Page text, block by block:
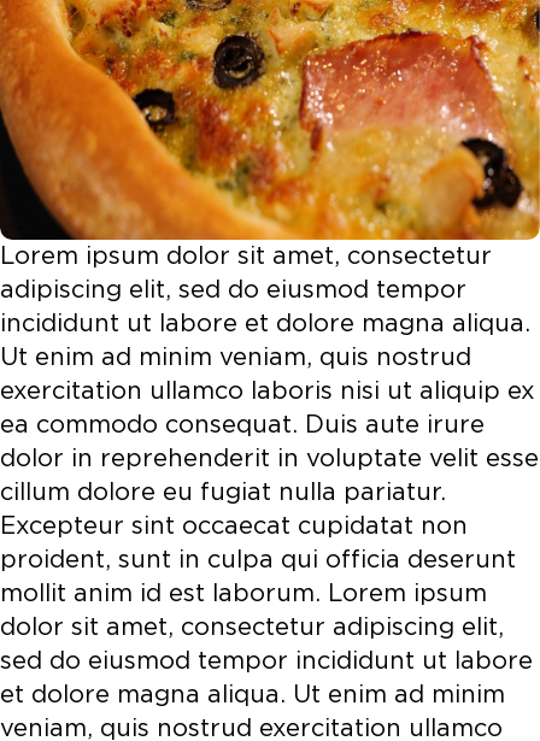
Lorem ipsum dolor sit amet, consectetur
adipiscing elit, sed do eiusmod tempor
incididunt ut labore et dolore magna aliqua.
Ut enim ad minim veniam, quis nostrud
exercitation ullamco laboris nisi ut aliquip ex
ea commodo consequat. Duis aute irure
dolor in reprehenderit in voluptate velit esse
cillum dolore eu fugiat nulla pariatur.
Excepteur sint occaecat cupidatat non
proident, sunt in culpa qui officia deserunt
mollit anim id est laborum. Lorem ipsum
dolor sit amet, consectetur adipiscing elit,
sed do eiusmod tempor incididunt ut labore
et dolore magna aliqua. Ut enim ad minim
veniam, quis nostrud exercitation ullamco